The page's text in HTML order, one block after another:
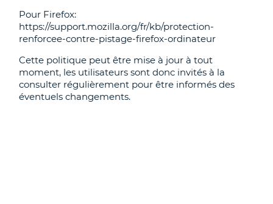
Pour Firefox:
https://support.mozilla.org/fr/kb/protection-
renforcee-contre-pistage-firefox-ordinateur
Cette politique peut être mise à jour à tout
moment, les utilisateurs sont donc invités à la
consulter régulièrement pour être informés des
éventuels changements.